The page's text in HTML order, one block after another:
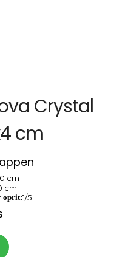
Crystal
cm
cm
cm
oprit:1/5